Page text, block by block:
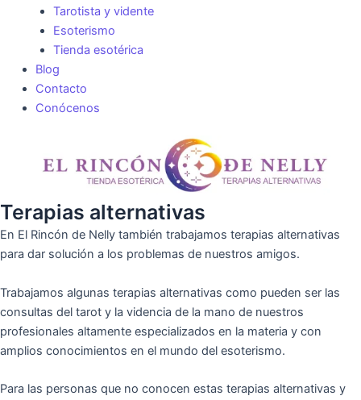
Tarotista y vidente
Esoterismo
Tienda esotérica
Blog
Contacto
Conócenos
Terapias alternativas
En El Rincón de Nelly también trabajamos terapias alternativas
para dar solución a los problemas de nuestros amigos.
Trabajamos algunas terapias alternativas como pueden ser las
consultas del tarot y la videncia de la mano de nuestros
profesionales altamente especializados en la materia y con
amplios conocimientos en el mundo del esoterismo.
Para las personas que no conocen estas terapias alternativas y